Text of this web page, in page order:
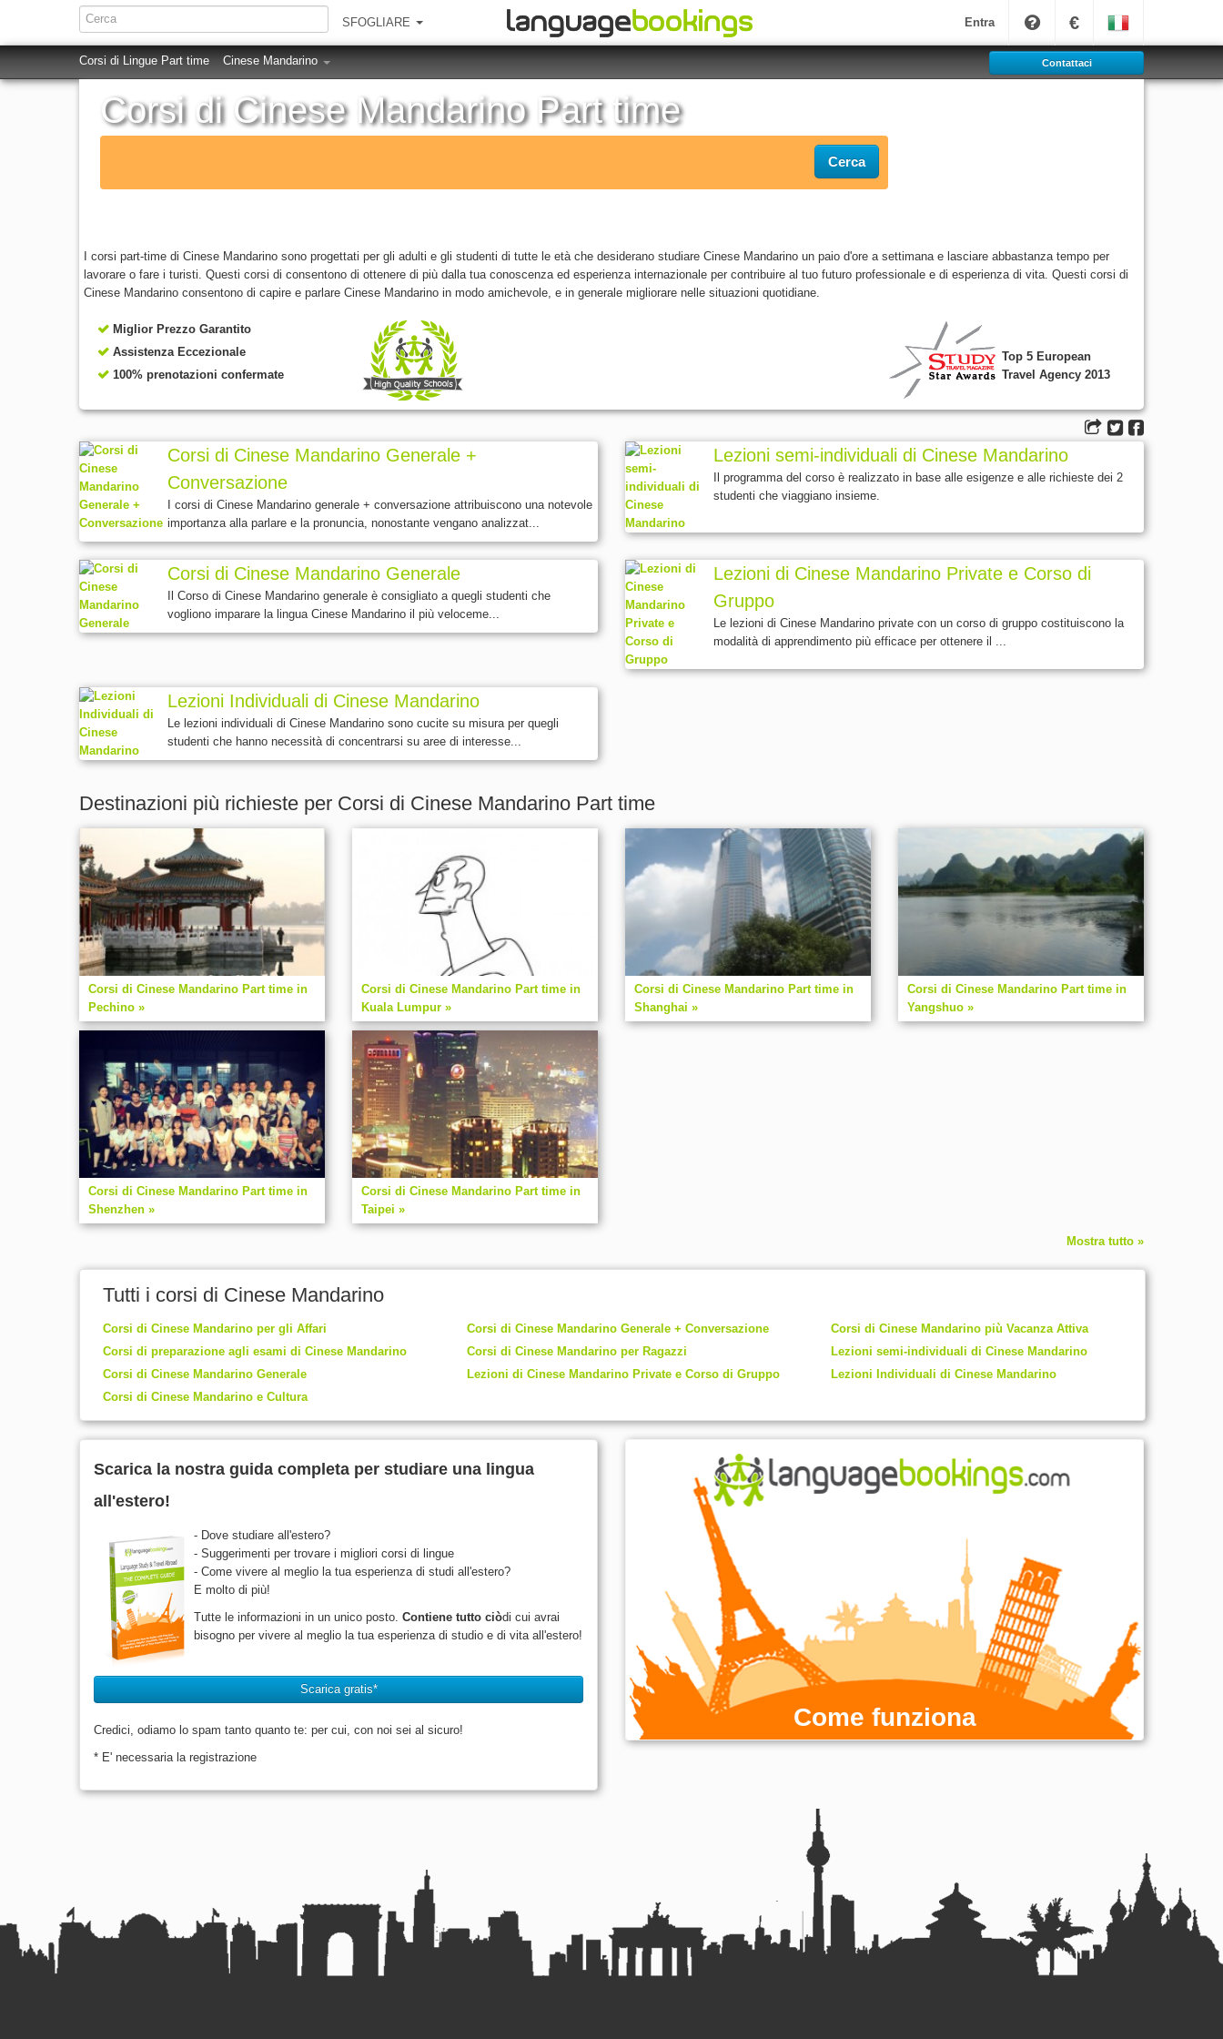
SFOGLIARE Entra €
Corsi di Lingue Part time Cinese Mandarino Contattaci
Corsi di Cinese Mandarino Part time
Cerca
I corsi part-time di Cinese Mandarino sono progettati per gli adulti e gli studenti di tutte le età che desiderano studiare Cinese Mandarino un paio d'ore a settimana e lasciare abbastanza tempo per
lavorare o fare i turisti. Questi corsi di consentono di ottenere di più dalla tua conoscenza ed esperienza internazionale per contribuire al tuo futuro professionale e di esperienza di vita. Questi corsi di
Cinese Mandarino consentono di capire e parlare Cinese Mandarino in modo amichevole, e in generale migliorare nelle situazioni quotidiane.
Miglior Prezzo Garantito
Assistenza Eccezionale
100% prenotazioni confermate
Top 5 European
Travel Agency 2013
Corsi di Cinese Mandarino Generale +
Conversazione
I corsi di Cinese Mandarino generale + conversazione attribuiscono una notevole
importanza alla parlare e la pronuncia, nonostante vengano analizzat...
Lezioni semi-individuali di Cinese Mandarino
Il programma del corso è realizzato in base alle esigenze e alle richieste dei 2
studenti che viaggiano insieme.
Corsi di Cinese Mandarino Generale
Il Corso di Cinese Mandarino generale è consigliato a quegli studenti che
vogliono imparare la lingua Cinese Mandarino il più veloceme...
Lezioni di Cinese Mandarino Private e Corso di
Gruppo
Le lezioni di Cinese Mandarino private con un corso di gruppo costituiscono la
modalità di apprendimento più efficace per ottenere il ...
Lezioni Individuali di Cinese Mandarino
Le lezioni individuali di Cinese Mandarino sono cucite su misura per quegli
studenti che hanno necessità di concentrarsi su aree di interesse...
Destinazioni più richieste per Corsi di Cinese Mandarino Part time
Corsi di Cinese Mandarino Part time in
Pechino »
Corsi di Cinese Mandarino Part time in
Kuala Lumpur »
Corsi di Cinese Mandarino Part time in
Shanghai »
Corsi di Cinese Mandarino Part time in
Yangshuo »
Corsi di Cinese Mandarino Part time in
Shenzhen »
Corsi di Cinese Mandarino Part time in
Taipei »
Mostra tutto »
Tutti i corsi di Cinese Mandarino
Corsi di Cinese Mandarino per gli Affari Corsi di Cinese Mandarino Generale + Conversazione
Corsi di Cinese Mandarino più Vacanza Attiva
Corsi di preparazione agli esami di Cinese Mandarino
Corsi di Cinese Mandarino per Ragazzi
Lezioni semi-individuali di Cinese Mandarino
Corsi di Cinese Mandarino Generale
Lezioni di Cinese Mandarino Private e Corso di Gruppo
Lezioni Individuali di Cinese Mandarino
Corsi di Cinese Mandarino e Cultura
Scarica la nostra guida completa per studiare una lingua
all'estero!
- Dove studiare all'estero?
- Suggerimenti per trovare i migliori corsi di lingue
- Come vivere al meglio la tua esperienza di studi all'estero?
E molto di più!
Tutte le informazioni in un unico posto. Contiene tutto ciòdi cui avrai
bisogno per vivere al meglio la tua esperienza di studio e di vita all'estero!
Scarica gratis*
Credici, odiamo lo spam tanto quanto te: per cui, con noi sei al sicuro!
* E' necessaria la registrazione
Come funziona